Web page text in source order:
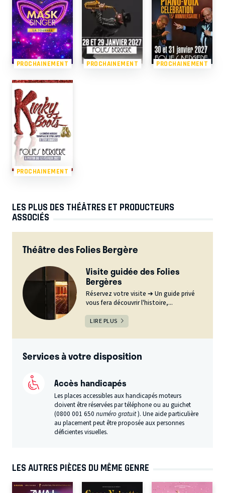
PROCHAINEMENT PROCHAINEMENT PROCHAINEMENT
PROCHAINEMENT
LES PLUS DES THÉÂTRES ET PRODUCTEURS
ASSOCIÉS
Théâtre des Folies Bergère
Visite guidée des Folies
Bergères
Réservez votre visite ➔ Un guide privé
vous fera découvrir l'histoire,...
LIRE PLUS
Services à votre disposition
Accès handicapés
Les places accessibles aux handicapés moteurs
doivent être réservées par téléphone ou au guichet
(0800 001 650numéro gratuit). Une aide particulière
au placement peut être proposée aux personnes
déficientes visuelles.
LES AUTRES PIÈCES DU MÊME GENRE